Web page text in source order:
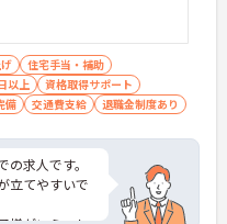
住宅手当・補助
以上
資格取得サポート
備 交通費支給 退職金制度あり
求人です。
立てやすいで